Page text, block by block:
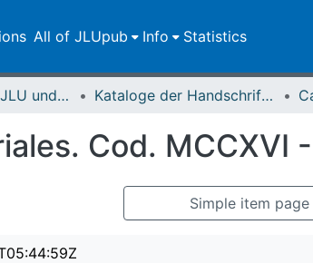
All of JLUpub Info Statistics
Dokumente zur JLU und ihren Sammlungen Kataloge der Handschriften der Universitätsbibliothek
Cod. MCCXVI
Simple item page